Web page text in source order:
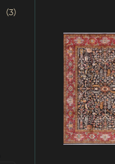
(3)